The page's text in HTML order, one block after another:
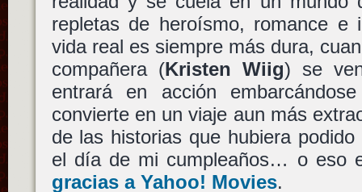
repletas de heroísmo, romance e
vida real es siempre más dura,
compañera (Kristen Wiig) se
entrará en acción
convierte en un viaje aun más
de las historias que hubiera
el día de mi cumpleaños… o eso
gracias a Yahoo! Movies.